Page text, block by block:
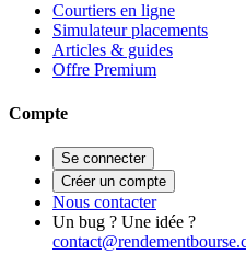
Courtiers en ligne
Simulateur placements
Articles & guides
Offre Premium
Compte
Se connecter
Créer un compte
Nous contacter
Un bug ? Une idée ?